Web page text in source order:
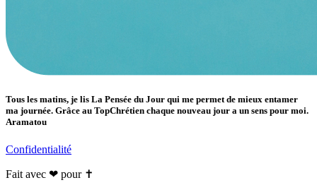
Tous les matins, je lis La Pensée du Jour qui me permet de mieux entamer
ma journée. Grâce au TopChrétien chaque nouveau jour a un sens pour moi.
Aramatou
Confidentialité
Fait avec ❤ pour ✝️️